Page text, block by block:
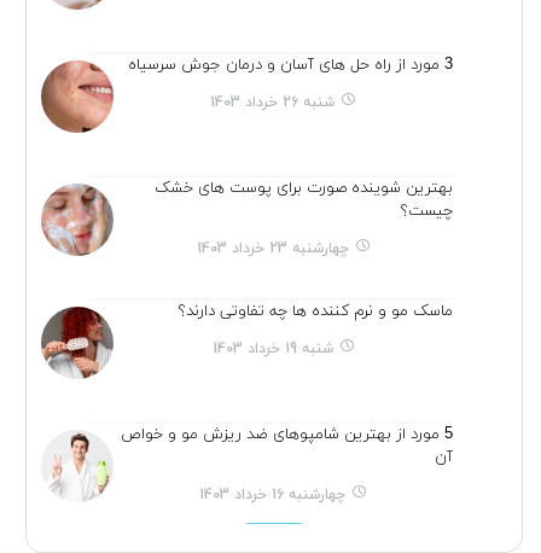
3 مورد از راه حل های آسان و درمان جوش سرسیاه
شنبه 26 خرداد 1403
بهترین شوینده صورت برای پوست های خشک
چیست؟
چهارشنبه 23 خرداد 1403
ماسک مو و نرم کننده ها چه تفاوتی دارند؟
شنبه 19 خرداد 1403
5 مورد از بهترین شامپوهای ضد ریزش مو و خواص
آن
چهارشنبه 16 خرداد 1403